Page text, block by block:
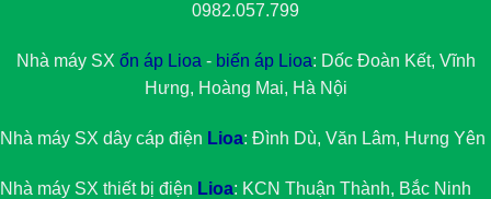
0982.057.799
Nhà máy SX ổn áp Lioa - biến áp Lioa: Dốc Đoàn Kết, Vĩnh
Hưng, Hoàng Mai, Hà Nội
Nhà máy SX dây cáp điện Lioa: Đình Dù, Văn Lâm, Hưng Yên
Nhà máy SX thiết bị điện Lioa: KCN Thuận Thành, Bắc Ninh